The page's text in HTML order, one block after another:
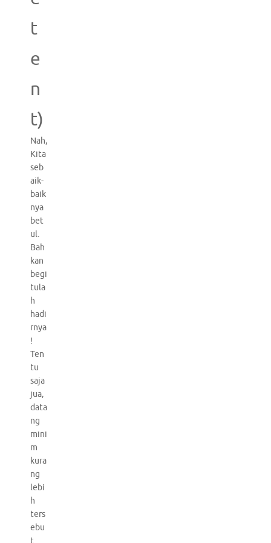
t
e
n
t)
Nah,
Kita
seb
aik-
baik
nya
bet
ul.
Bah
kan
begi
tula
h
hadi
rnya
!
Ten
tu
saja
jua,
data
ng
mini
m
kura
ng
lebi
h
ters
ebu
t